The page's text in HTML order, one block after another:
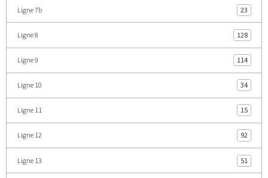
Ligne 7b 23
Ligne 8 128
Ligne 9 114
Ligne 10 34
Ligne 11 15
Ligne 12 92
Ligne 13 51